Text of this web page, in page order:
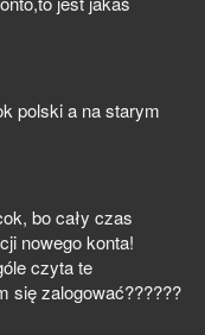
polski a na starym
bo cały czas
nowego konta!
czyta te
się zalogować??????